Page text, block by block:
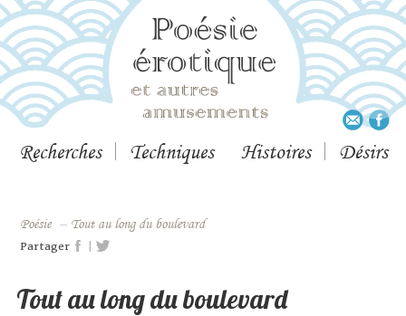
Recherches Techniques Histoires Désirs
Poésie – Tout au long du boulevard
Partager |
Tout au long du boulevard